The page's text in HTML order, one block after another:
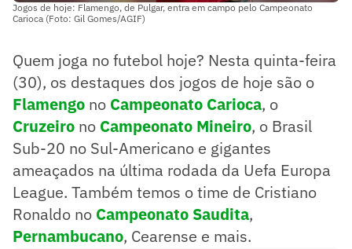
Jogos de hoje: Flamengo, de Pulgar, entra em campo pelo Campeonato
Carioca (Foto: Gil Gomes/AGIF)
Quem joga no futebol hoje? Nesta quinta-feira
(30), os destaques dos jogos de hoje são o
Flamengo no Campeonato Carioca, o
Cruzeiro no Campeonato Mineiro, o Brasil
Sub-20 no Sul-Americano e gigantes
ameaçados na última rodada da Uefa Europa
League. Também temos o time de Cristiano
Ronaldo no Campeonato Saudita,
Pernambucano, Cearense e mais.